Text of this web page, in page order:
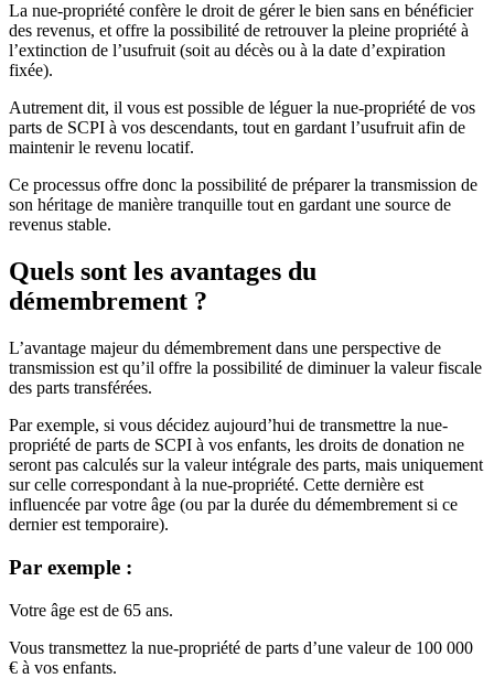
La nue-propriété confère le droit de gérer le bien sans en bénéficier
des revenus, et offre la possibilité de retrouver la pleine propriété à
l’extinction de l’usufruit (soit au décès ou à la date d’expiration
fixée).
Autrement dit, il vous est possible de léguer la nue-propriété de vos
parts de SCPI à vos descendants, tout en gardant l’usufruit afin de
maintenir le revenu locatif.
Ce processus offre donc la possibilité de préparer la transmission de
son héritage de manière tranquille tout en gardant une source de
revenus stable.
Quels sont les avantages du
démembrement ?
L’avantage majeur du démembrement dans une perspective de
transmission est qu’il offre la possibilité de diminuer la valeur fiscale
des parts transférées.
Par exemple, si vous décidez aujourd’hui de transmettre la nue-
propriété de parts de SCPI à vos enfants, les droits de donation ne
seront pas calculés sur la valeur intégrale des parts, mais uniquement
sur celle correspondant à la nue-propriété. Cette dernière est
influencée par votre âge (ou par la durée du démembrement si ce
dernier est temporaire).
Par exemple :
Votre âge est de 65 ans.
Vous transmettez la nue-propriété de parts d’une valeur de 100 000
€ à vos enfants.